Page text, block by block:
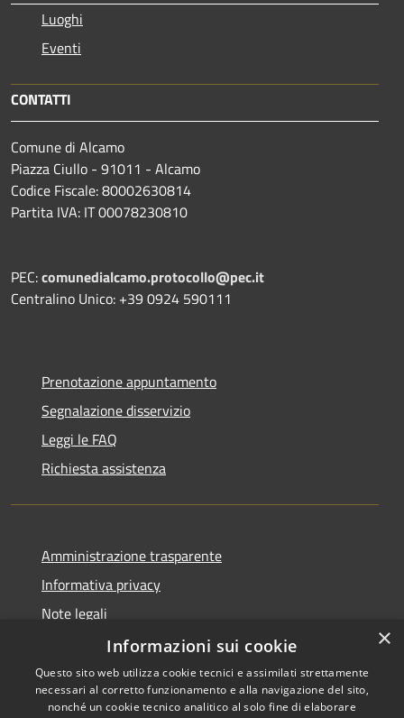
Luoghi
Eventi
CONTATTI
Comune di Alcamo
Piazza Ciullo - 91011 - Alcamo
Codice Fiscale: 80002630814
Partita IVA: IT 00078230810
PEC:comunedialcamo.protocollo@pec.it
Centralino Unico: +39 0924 590111
Prenotazione appuntamento
Segnalazione disservizio
Leggi le FAQ
Richiesta assistenza
Amministrazione trasparente
Informativa privacy
Note legali
Dichiarazione di accessibilità
×
Informazioni sui cookie
Questo sito web utilizza cookie tecnici e assimilati strettamente
necessari al corretto funzionamento e alla navigazione del sito,
nonché un cookie tecnico analitico al solo fine di elaborare